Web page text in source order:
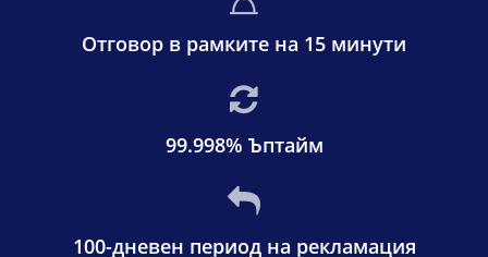
Отговор в рамките на 15 минути
99.998% Ъптайм
100-дневен период на рекламация